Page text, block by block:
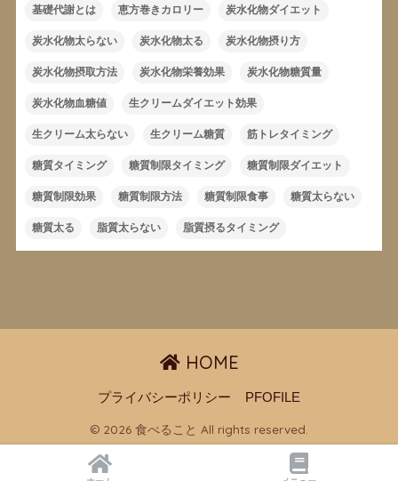
基礎代謝とは 恵方巻きカロリー 炭水化物ダイエット
炭水化物太らない 炭水化物太る 炭水化物摂り方
炭水化物摂取方法 炭水化物栄養効果 炭水化物糖質量
炭水化物血糖値 生クリームダイエット効果
生クリーム太らない 生クリーム糖質 筋トレタイミング
糖質タイミング 糖質制限タイミング 糖質制限ダイエット
糖質制限効果 糖質制限方法 糖質制限食事 糖質太らない
糖質太る 脂質太らない 脂質摂るタイミング
HOME
プライバシーポリシー PFOFILE
© 2026 食べること All rights reserved.